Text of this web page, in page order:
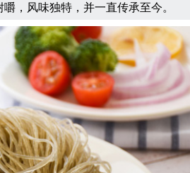
，风味独特，并一直传承至今。